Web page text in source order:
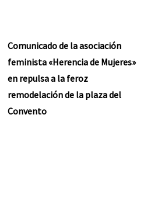
Comunicado de la asociación
feminista «Herencia de Mujeres»
en repulsa a la feroz
remodelación de la plaza del
Convento